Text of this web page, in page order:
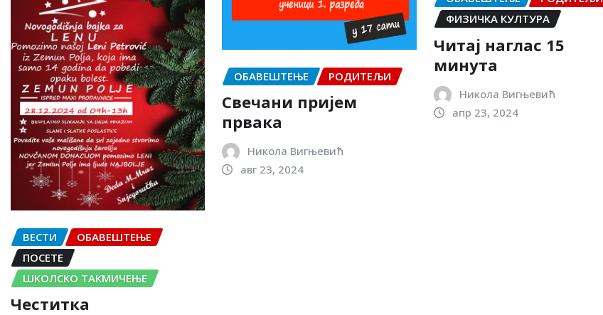
ВЕСТИ
ОБАВЕШТЕЊЕ
ПОСЕТЕ
ШКОЛСКО ТАКМИЧЕЊЕ
Честитка
ОБАВЕШТЕЊЕ РОДИТЕЉИ
Свечани пријем
првака
Никола Вигњевић
авг 23, 2024
ФИЗИЧКА КУЛТУРА
Читај наглас 15
минута
Никола Вигњевић
апр 23, 2024